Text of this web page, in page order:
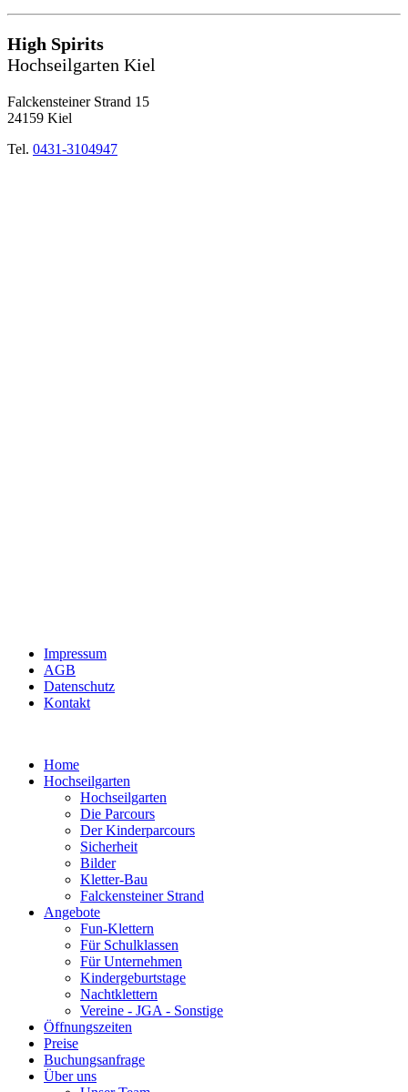
High Spirits
Hochseilgarten Kiel
Falckensteiner Strand 15
24159 Kiel
Tel. 0431-3104947
Impressum
AGB
Datenschutz
Kontakt
Home
Hochseilgarten
Hochseilgarten
Die Parcours
Der Kinderparcours
Sicherheit
Bilder
Kletter-Bau
Falckensteiner Strand
Angebote
Fun-Klettern
Für Schulklassen
Für Unternehmen
Kindergeburtstage
Nachtklettern
Vereine - JGA - Sonstige
Öffnungszeiten
Preise
Buchungsanfrage
Über uns